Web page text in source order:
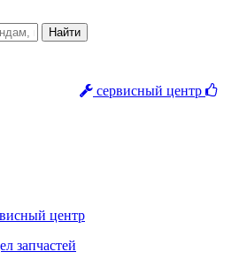
сервисный центр
центр
запчастей